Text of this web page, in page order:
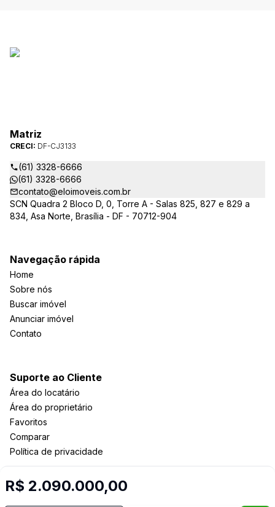
R$ 2.090.000,00
Matriz
CRECI: DF-CJ3133
(61) 3328-6666
(61) 3328-6666
contato@eloimoveis.com.br
SCN Quadra 2 Bloco D, 0, Torre A - Salas 825, 827 e 829 a
834, Asa Norte, Brasília - DF - 70712-904
Navegação rápida
Home
Sobre nós
Buscar imóvel
Anunciar imóvel
Contato
Suporte ao Cliente
Área do locatário
Área do proprietário
Favoritos
Comparar
Política de privacidade